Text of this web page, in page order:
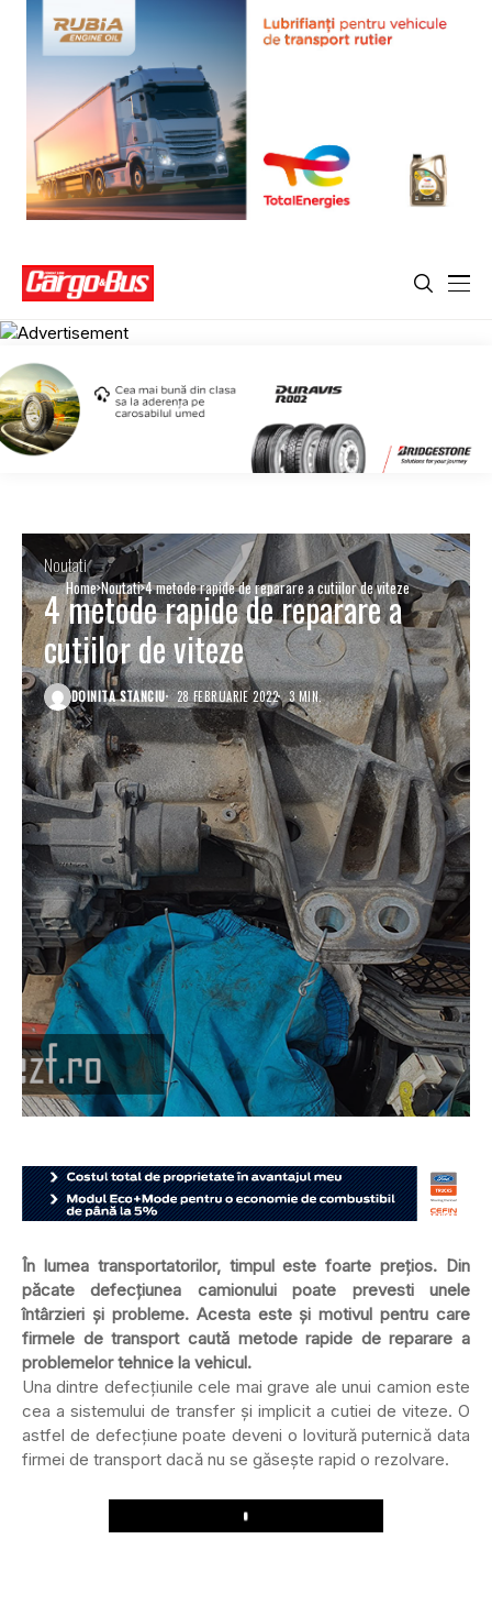
Home Noutati 4 metode rapide de reparare a cutiilor de viteze
Noutati
4 metode rapide de reparare a
cutiilor de viteze
DOINITA STANCIU 28 FEBRUARIE 2022 3 MIN.
În lumea transportatorilor, timpul este foarte preţios. Din
păcate defecţiunea camionului poate prevesti unele
întârzieri şi probleme. Acesta este şi motivul pentru care
firmele de transport caută metode rapide de reparare a
problemelor tehnice la vehicul.
Una dintre defecţiunile cele mai grave ale unui camion este
cea a sistemului de transfer şi implicit a cutiei de viteze. O
astfel de defecţiune poate deveni o lovitură puternică data
firmei de transport dacă nu se găseşte rapid o rezolvare.
Play